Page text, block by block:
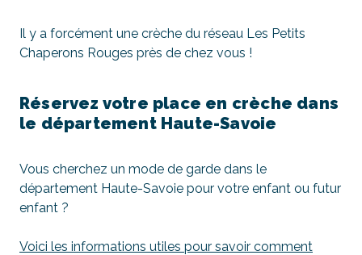
Il y a forcément une crèche du réseau Les Petits
Chaperons Rouges près de chez vous !
Réservez votre place en crèche dans
le département Haute-Savoie
Vous cherchez un mode de garde dans le
département Haute-Savoie pour votre enfant ou futur
enfant ?
Voici les informations utiles pour savoir comment